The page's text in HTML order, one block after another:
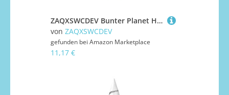
ZAQXSWCDEV Bunter Planet Halloween Hut - Gruseliges Party-Kostüm-Accessoire mit Volldruck-Design - Leichter faltbarer Hexenhut für Halloween, Karneval, Maskerade & Rollenspiel-Events
von ZAQXSWCDEV
gefunden bei Amazon Marketplace
11,17 €